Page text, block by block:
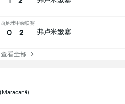
西足球甲级联赛
0 - 2 弗卢米嫩塞
看全部